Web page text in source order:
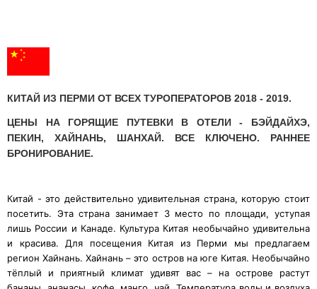
КИТАЙ ИЗ ПЕРМИ ОТ ВСЕХ ТУРОПЕРАТОРОВ 2018 - 2019.
ЦЕНЫ НА ГОРЯЩИЕ ПУТЕВКИ В ОТЕЛИ - БЭЙДАЙХЭ,
ПЕКИН, ХАЙНАНЬ, ШАНХАЙ. ВСЕ КЛЮЧЕНО. РАННЕЕ
БРОНИРОВАНИЕ.
Китай - это действительно удивительная страна, которую стоит
посетить. Эта страна занимает 3 место по площади, уступая
лишь России и Канаде. Культура Китая необычайно удивительна
и красива. Для посещения Китая из Перми мы предлагаем
регион Хайнань. Хайнань – это остров на юге Китая. Необычайно
тёплый и приятный климат удивят вас – на острове растут